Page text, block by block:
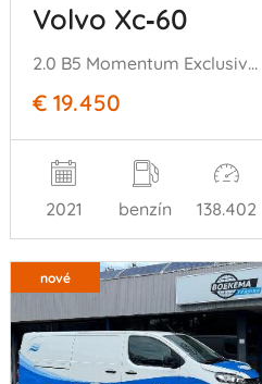
Volvo Xc‑60
2.0 B5 Momentum Exclusive Leer Harman/Kardon Camera Stoel-Stuurverw
€ 19.450
2021 benzín 138.402
nové